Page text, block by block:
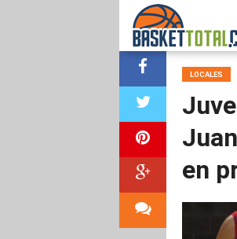
LOCALES
en